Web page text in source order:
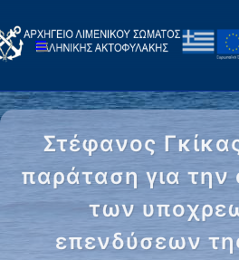
Στέφανος
παράταση για
των
επενδύσεων